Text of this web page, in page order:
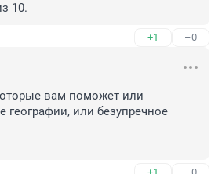
10.
+1 –0
вам поможет или
географии, или безупречное